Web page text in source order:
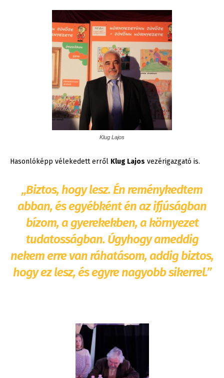
Klug Lajos
Hasonlóképp vélekedett erről Klug Lajos vezérigazgató is.
„Biztos, hogy lesz. Én reménykedtem
abban, és egyébként én az ifjúságban
bízom, a gyerekekben, a környezet
tudatosságban. Úgyhogy ameddig
nekem erre van ráhatásom, addig biztos,
hogy ez lesz, és egyre nagyobb sikerrel.”